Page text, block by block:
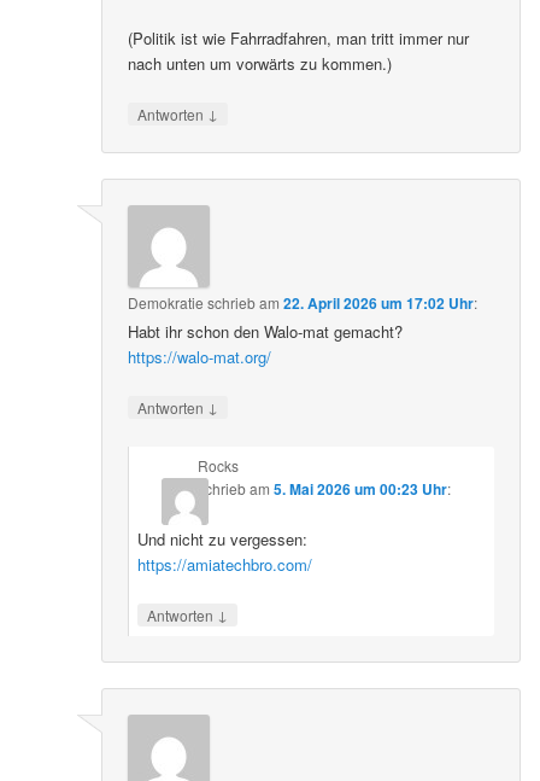
(Politik ist wie Fahrradfahren, man tritt immer nur
nach unten um vorwärts zu kommen.)
Antworten ↓
Demokratie schriebam22. April 2026 um 17:02 Uhr:
Habt ihr schon den Walo-mat gemacht?
https://walo-mat.org/
Antworten ↓
Rocks
schriebam 5. Mai 2026 um 00:23 Uhr:
Und nicht zu vergessen:
https://amiatechbro.com/
Antworten ↓